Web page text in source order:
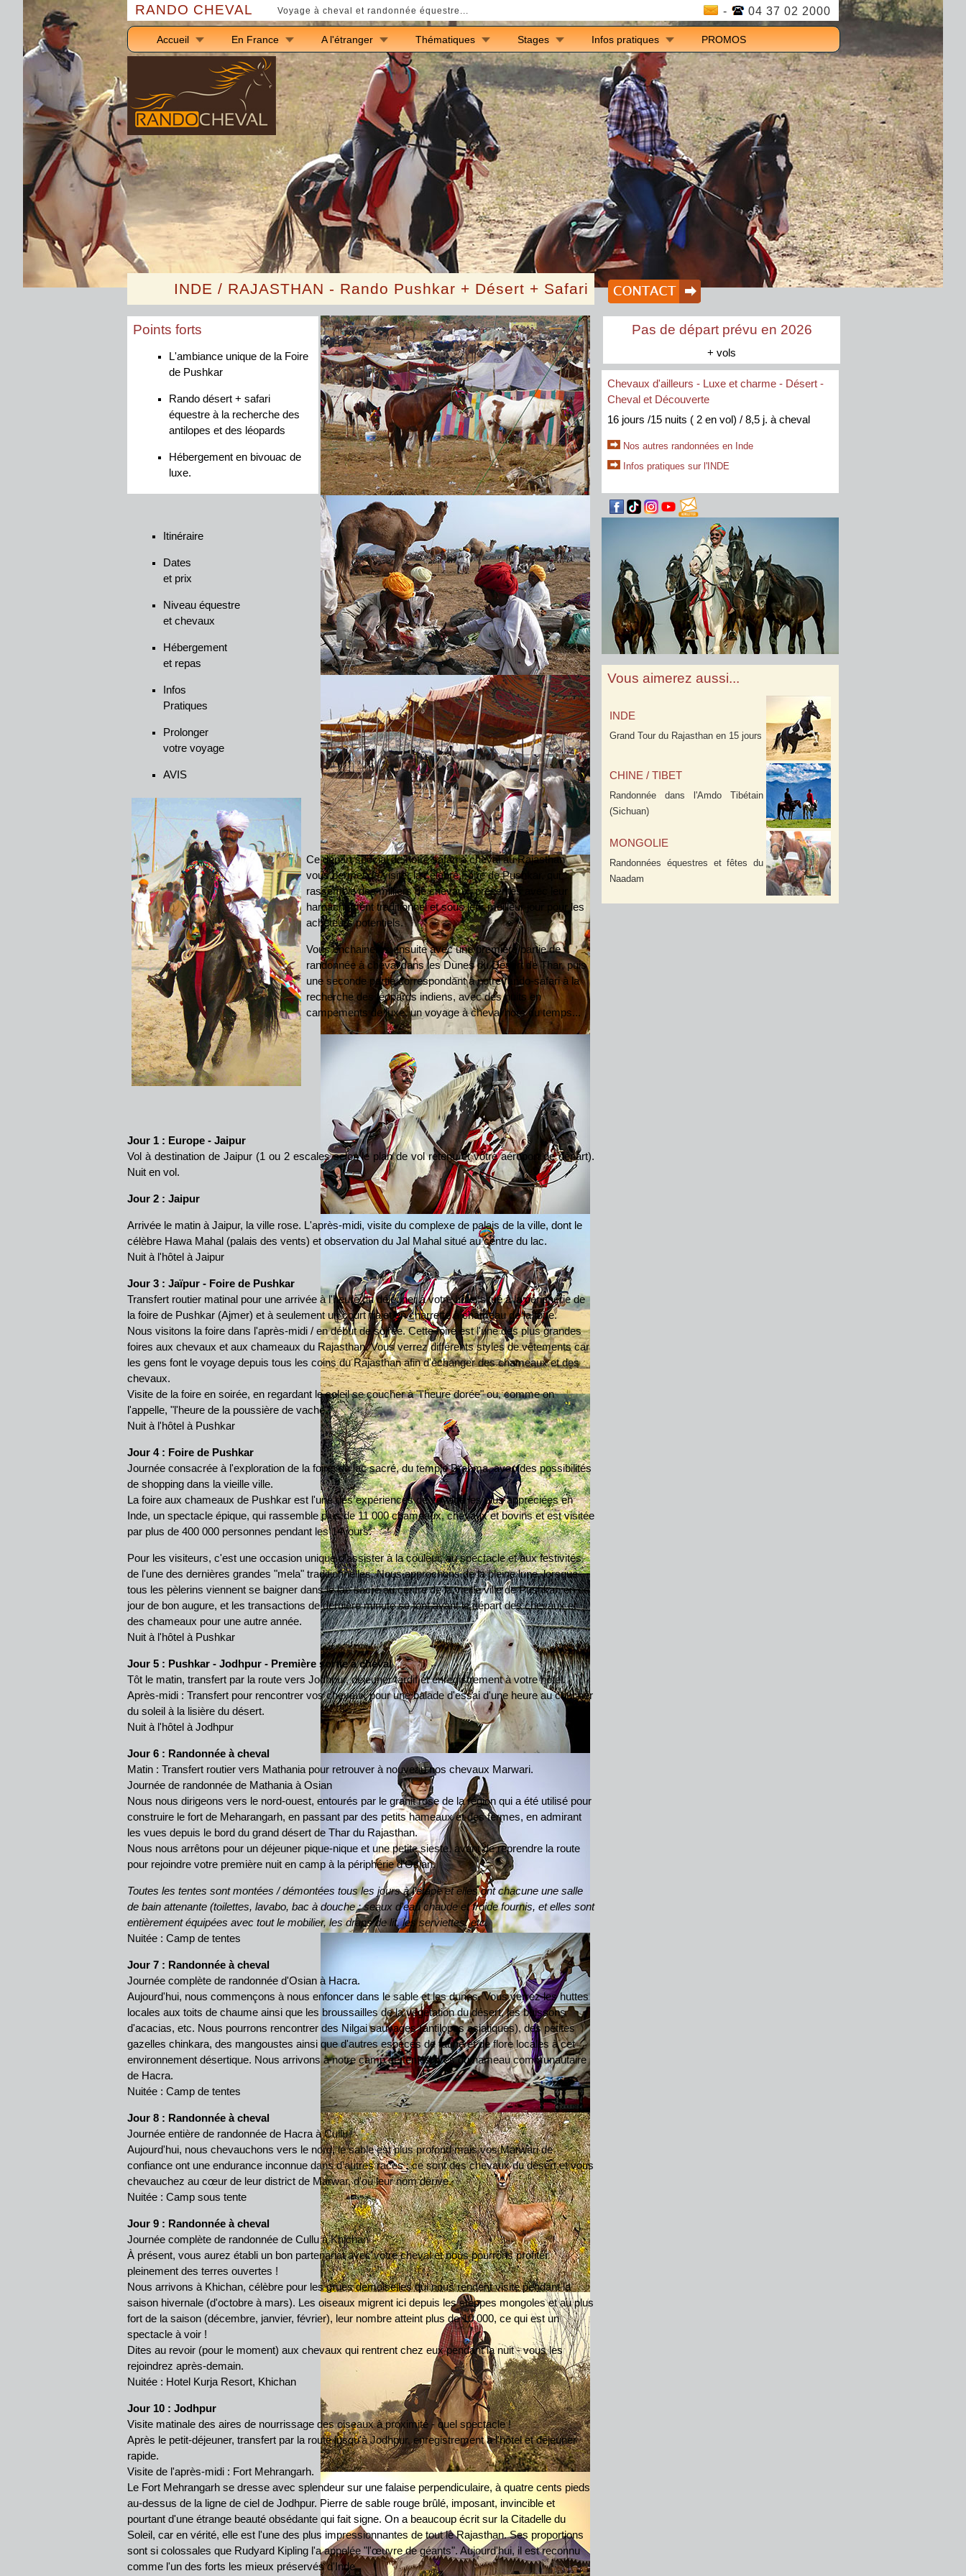
RANDO CHEVAL Voyage à cheval et randonnée équestre... - 04 37 02 2000
Accueil En France A l'étranger Thématiques Stages Infos pratiques PROMOS
INDE / RAJASTHAN - Rando Pushkar + Désert + Safari
Itinéraire
Dates
et prix
Niveau équestre
et chevaux
Hébergement
et repas
Infos
Pratiques
Prolonger
votre voyage
AVIS
Ce départ spécial de notre safari à cheval au Rajasthan
vous permet de visiter la célèbre Foire de Pushkar, qui
rassemble des milliers de chevaux, présentés avec leur
harnachement traditionnel et sous leur meilleur jour pour les
acheteurs potentiels.
Vous enchainerez ensuite avec une première partie de
randonnée à cheval dans les Dunes du Désert de Thar, puis
une seconde partie correspondant à notre rando-safari à la
recherche des léopards indiens, avec des nuits en
campements de luxe, un voyage à cheval hors du temps...
Jour 1 : Europe - Jaipur
Vol à destination de Jaipur (1 ou 2 escales selon le plan de vol retenu et votre aéroport de départ).
Nuit en vol.
Jour 2 : Jaipur
Arrivée le matin à Jaipur, la ville rose. L'après-midi, visite du complexe de palais de la ville, dont le
célèbre Hawa Mahal (palais des vents) et observation du Jal Mahal situé au centre du lac.
Nuit à l'hôtel à Jaipur
Jour 3 : Jaïpur - Foire de Pushkar
Transfert routier matinal pour une arrivée à l'heure du déjeuner à votre hôtel situé à la périphérie de
la foire de Pushkar (Ajmer) et à seulement un court trajet en charrette à chameau de la foire.
Nous visitons la foire dans l'après-midi / en début de soirée. Cette foire est l'une des plus grandes
foires aux chevaux et aux chameaux du Rajasthan. Vous verrez différents styles de vêtements car
les gens font le voyage depuis tous les coins du Rajasthan afin d'échanger des chameaux et des
chevaux.
Visite de la foire en soirée, en regardant le soleil se coucher à "l'heure dorée" ou, comme on
l'appelle, "l'heure de la poussière de vache".
Nuit à l'hôtel à Pushkar
Jour 4 : Foire de Pushkar
Journée consacrée à l'exploration de la foire, du lac sacré, du temple Brahma, avec des possibilités
de shopping dans la vieille ville.
La foire aux chameaux de Pushkar est l'une des expériences de voyage les plus appréciées en
Inde, un spectacle épique, qui rassemble plus de 11 000 chameaux, chevaux et bovins et est visitée
par plus de 400 000 personnes pendant les 14 jours.
Pour les visiteurs, c'est une occasion unique d'assister à la couleur, au spectacle et aux festivités
de l'une des dernières grandes "mela" traditionnelles. Nous approchons de la pleine lune, lorsque
tous les pèlerins viennent se baigner dans le lac sacré au centre de la vieille ville de Pushkar, en ce
jour de bon augure, et les transactions de dernière minute se font avant le départ des chevaux et
des chameaux pour une autre année.
Nuit à l'hôtel à Pushkar
Jour 5 : Pushkar - Jodhpur - Première sortie à cheval
Tôt le matin, transfert par la route vers Jodhpur, déjeuner tardif et enregistrement à votre hôtel.
Après-midi : Transfert pour rencontrer vos chevaux pour une balade d'essai d'une heure au coucher
du soleil à la lisière du désert.
Nuit à l'hôtel à Jodhpur
Jour 6 : Randonnée à cheval
Matin : Transfert routier vers Mathania pour retrouver à nouveau nos chevaux Marwari.
Journée de randonnée de Mathania à Osian
Nous nous dirigeons vers le nord-ouest, entourés par le granit rose de la région qui a été utilisé pour
construire le fort de Meharangarh, en passant par des petits hameaux et des fermes, en admirant
les vues depuis le bord du grand désert de Thar du Rajasthan.
Nous nous arrêtons pour un déjeuner pique-nique et une petite sieste, avant de reprendre la route
pour rejoindre votre première nuit en camp à la périphérie d'Osian.
Toutes les tentes sont montées / démontées tous les jours à l'étape et elles ont chacune une salle
de bain attenante (toilettes, lavabo, bac à douche : seaux d'eau chaude et froide fournis, et elles sont
entièrement équipées avec tout le mobilier, les draps de lit, les serviettes, etc.
Nuitée : Camp de tentes
Jour 7 : Randonnée à cheval
Journée complète de randonnée d'Osian à Hacra.
Aujourd'hui, nous commençons à nous enfoncer dans le sable et les dunes. Vous verrez les huttes
locales aux toits de chaume ainsi que les broussailles de la végétation du désert, les buissons
d'acacias, etc. Nous pourrons rencontrer des Nilgai sauvages (antilopes asiatiques), des petites
gazelles chinkara, des mangoustes ainsi que d'autres espèces de faune et de flore locales à cet
environnement désertique. Nous arrivons à notre camp de tentes près du hameau communautaire
de Hacra.
Nuitée : Camp de tentes
Jour 8 : Randonnée à cheval
Journée entière de randonnée de Hacra à Cullu
Aujourd'hui, nous chevauchons vers le nord, le sable est plus profond mais vos Marwari de
confiance ont une endurance inconnue dans d'autres races ; ce sont des chevaux du désert et vous
chevauchez au cœur de leur district de Marwar, d'où leur nom dérive.
Nuitée : Camp sous tente
Jour 9 : Randonnée à cheval
Journée complète de randonnée de Cullu à Khichan
À présent, vous aurez établi un bon partenariat avec votre cheval et nous pourrons profiter
pleinement des terres ouvertes !
Nous arrivons à Khichan, célèbre pour les grues demoiselles qui nous rendent visite pendant la
saison hivernale (d'octobre à mars). Les oiseaux migrent ici depuis les steppes mongoles et au plus
fort de la saison (décembre, janvier, février), leur nombre atteint plus de 10 000, ce qui est un
spectacle à voir !
Dites au revoir (pour le moment) aux chevaux qui rentrent chez eux pendant la nuit - vous les
rejoindrez après-demain.
Nuitée : Hotel Kurja Resort, Khichan
Jour 10 : Jodhpur
Visite matinale des aires de nourrissage des oiseaux à proximité - quel spectacle !
Après le petit-déjeuner, transfert par la route jusqu'à Jodhpur, enregistrement à l'hôtel et déjeuner
rapide.
Visite de l'après-midi : Fort Mehrangarh.
Le Fort Mehrangarh se dresse avec splendeur sur une falaise perpendiculaire, à quatre cents pieds
au-dessus de la ligne de ciel de Jodhpur. Pierre de sable rouge brûlé, imposant, invincible et
pourtant d'une étrange beauté obsédante qui fait signe. On a beaucoup écrit sur la Citadelle du
Soleil, car en vérité, elle est l'une des plus impressionnantes de tout le Rajasthan. Ses proportions
sont si colossales que Rudyard Kipling l'a appelée "l'œuvre de géants". Aujourd'hui, il est reconnu
comme l'un des forts les mieux préservés d'Inde.
Points forts
L'ambiance unique de la Foire
de Pushkar
Rando désert + safari
équestre à la recherche des
antilopes et des léopards
Hébergement en bivouac de
luxe.
Pas de départ prévu en 2026
+ vols
Chevaux d'ailleurs - Luxe et charme - Désert -
Cheval et Découverte
16 jours /15 nuits ( 2 en vol) / 8,5 j. à cheval
Nos autres randonnées en Inde
Infos pratiques sur l'INDE
Vous aimerez aussi...
INDE
Grand Tour du Rajasthan en 15 jours
CHINE / TIBET
Randonnée dans l'Amdo Tibétain
(Sichuan)
MONGOLIE
Randonnées équestres et fêtes du
Naadam